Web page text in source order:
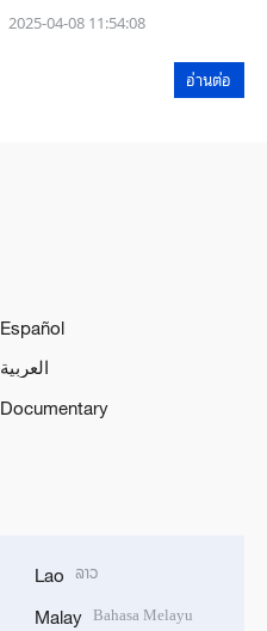
2025-04-08 11:54:08
อ่านต่อ
Español
العربية
Documentary
Lao ລາວ
Malay Bahasa Melayu